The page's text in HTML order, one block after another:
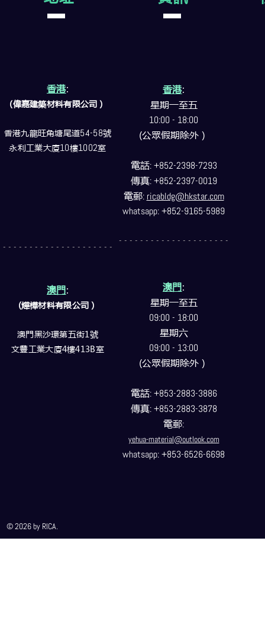
香港:
(偉嘉建築材料有限公司）
香港九龍旺角塘尾道54-58號
永利工業大廈10樓1002室
- - - - - - - - - - - - - - - - - - - - -
澳門:
(燁樺材料有限公司）
澳門黑沙環第五街1號
文豐工業大廈4樓413B室
香港:
星期一至五
10:00 - 18:00
(公眾假期除外）
電話: +852-2398-7293
傳真: +852-2397-0019
電郵: ricabldg@hkstar.com
whatsapp: +852-9165-5989
- - - - - - - - - - - - - - - - - - - - -
澳門:
星期一至五
09:00 - 18:00
星期六
09:00 - 13:00
(公眾假期除外）
電話: +853-2883-3886
傳真: +853-2883-3878
電郵:
yehua-material@outlook.com
whatsapp: +853-6526-6698
© 2026 by RICA.